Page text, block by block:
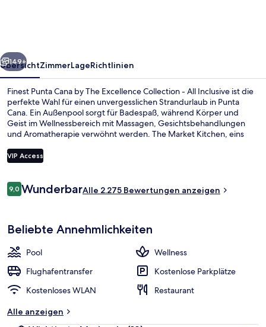
Collection
-
All
Inclusive
Ansicht von oben
Weiter
149+
ÜbersichtZimmerLageRichtlinien
Finest Punta Cana by The Excellence Collection - All Inclusive ist die
perfekte Wahl für einen unvergesslichen Strandurlaub in Punta
Cana. Ein Außenpool sorgt für Badespaß, während Körper und
Geist im Wellnessbereich mit Massagen, Gesichtsbehandlungen
und Aromatherapie verwöhnt werden. The Market Kitchen, eins
Frühstück, Mittagessen und Abendessen geöffnet. Als weitere
Highlights bietet diese Unterkunft im luxuriösen Stil 17
Fitnessbereich. Der Pool und das hilfsbereite Personal erhalten tolle
Bewertungen von anderen Reisenden.
VIP Access
Bewertungen
9,09,0 von 10.
WunderbarAlle 2.275 Bewertungen anzeigen
Beliebte Annehmlichkeiten
Pool
Wellness
Flughafentransfer
Kostenlose Parkplätze
Kostenloses WLAN
Restaurant
Alle anzeigen